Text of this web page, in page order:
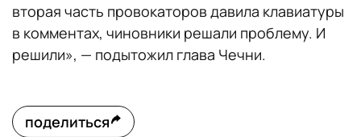
вторая часть провокаторов давила клавиатуры
в комментах, чиновники решали проблему. И
решили», — подытожил глава Чечни.
поделиться